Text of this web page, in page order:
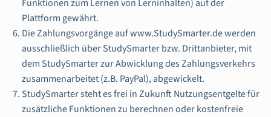
Funktionen zum Lernen von Lerninhalten) auf der
Plattform gewährt.
Die Zahlungsvorgänge auf www.StudySmarter.de werden
ausschließlich über StudySmarter bzw. Drittanbieter, mit
dem StudySmarter zur Abwicklung des Zahlungsverkehrs
zusammenarbeitet (z.B. PayPal), abgewickelt.
StudySmarter steht es frei in Zukunft Nutzungsentgelte für
zusätzliche Funktionen zu berechnen oder kostenfreie